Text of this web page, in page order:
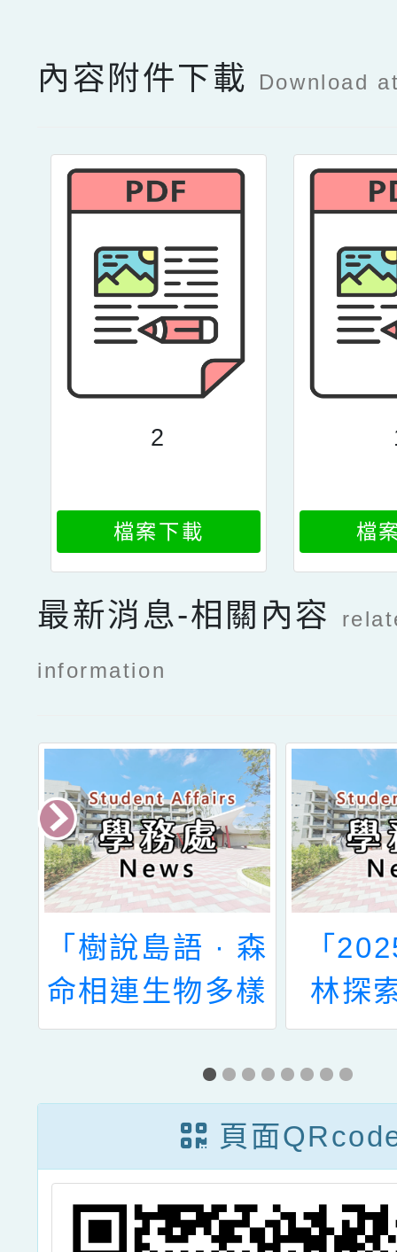
內容附件下載 Download
2
檔案下載 檔
最新消息-相關內容
information
島語 · 森
生物多樣
影像展」
「2025惠蓀森
林探索營」及
「2025新化森
林探索營」
頁面